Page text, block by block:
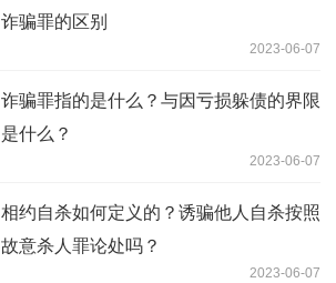
诈骗罪的区别
2023-06-07
诈骗罪指的是什么？与因亏损躲债的界限
是什么？
2023-06-07
相约自杀如何定义的？诱骗他人自杀按照
故意杀人罪论处吗？
2023-06-07